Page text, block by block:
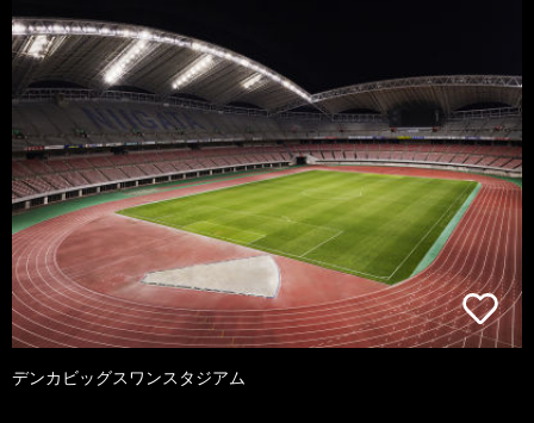
デンカビッグスワンスタジアム